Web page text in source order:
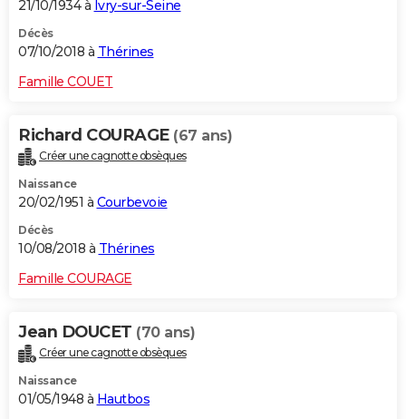
21/10/1934 à Ivry-sur-Seine
Décès
07/10/2018 à Thérines
Famille COUET
Richard COURAGE (67 ans)
Créer une cagnotte obsèques
Naissance
20/02/1951 à Courbevoie
Décès
10/08/2018 à Thérines
Famille COURAGE
Jean DOUCET (70 ans)
Créer une cagnotte obsèques
Naissance
01/05/1948 à Hautbos